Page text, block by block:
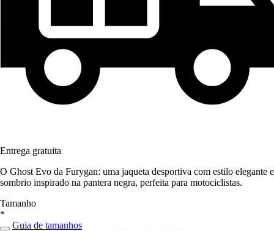
Entrega gratuita
O Ghost Evo da Furygan: uma jaqueta desportiva com estilo elegante e
sombrio inspirado na pantera negra, perfeita para motociclistas.
Tamanho
*
Guia de tamanhos